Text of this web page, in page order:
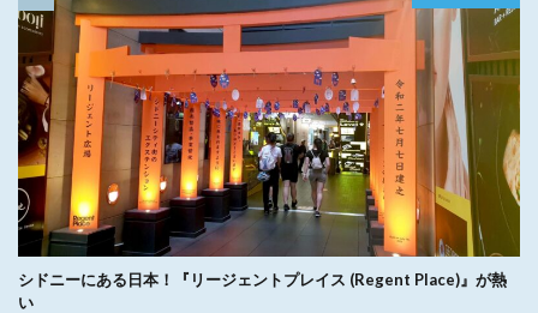
シドニーにある日本！『リージェントプレイス (Regent Place)』が熱
い